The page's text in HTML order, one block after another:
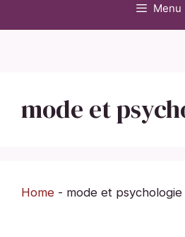
Menu
mode et
Home - mode et psychologie